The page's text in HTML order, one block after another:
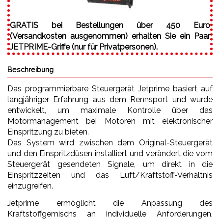
GRATIS bei Bestellungen über 450 Euro
(Versandkosten ausgenommen) erhalten Sie ein Paar
JETPRIME-Griffe (nur für Privatpersonen).
Beschreibung
Das programmierbare Steuergerät Jetprime basiert auf
langjähriger Erfahrung aus dem Rennsport und wurde
entwickelt, um maximale Kontrolle über das
Motormanagement bei Motoren mit elektronischer
Einspritzung zu bieten.
Das System wird zwischen dem Original-Steuergerät
und den Einspritzdüsen installiert und verändert die vom
Steuergerät gesendeten Signale, um direkt in die
Einspritzzeiten und das Luft/Kraftstoff-Verhältnis
einzugreifen.
Jetprime ermöglicht die Anpassung des
Kraftstoffgemischs an individuelle Anforderungen,